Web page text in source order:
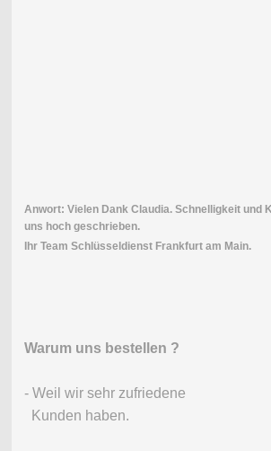
Anwort: Vielen Dank Claudia. Schnelligkeit und
uns hoch geschrieben.
Ihr Team Schlüsseldienst Frankfurt am Main.
Warum uns bestellen ?
- Weil wir sehr zufriedene
Kunden haben.